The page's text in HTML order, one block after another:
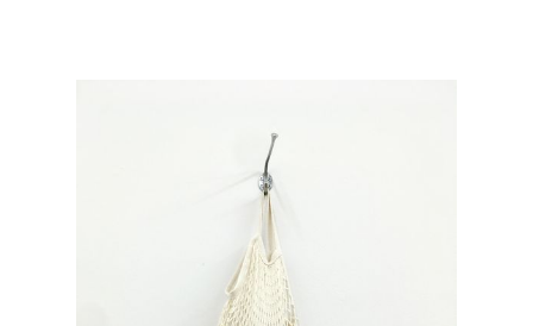
Panoptikum
2020